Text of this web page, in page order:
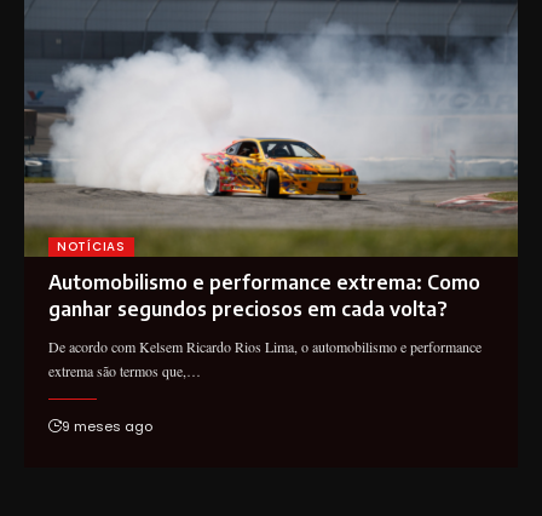
NOTÍCIAS
Automobilismo e performance extrema: Como
ganhar segundos preciosos em cada volta?
De acordo com Kelsem Ricardo Rios Lima, o automobilismo e performance
extrema são termos que,…
9 meses ago